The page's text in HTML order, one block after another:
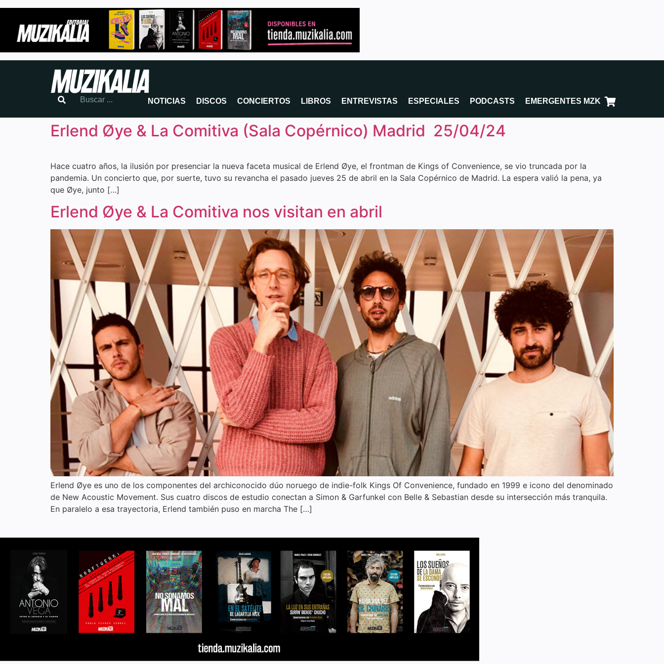
NOTICIAS DISCOS CONCIERTOS LIBROS ENTREVISTAS ESPECIALES PODCASTS EMERGENTES MZK
Erlend Øye & La Comitiva (Sala Copérnico) Madrid 25/04/24
Hace cuatro años, la ilusión por presenciar la nueva faceta musical de Erlend Øye, el frontman de Kings of Convenience, se vio truncada por la
pandemia. Un concierto que, por suerte, tuvo su revancha el pasado jueves 25 de abril en la Sala Copérnico de Madrid. La espera valió la pena, ya
que Øye, junto […]
Erlend Øye & La Comitiva nos visitan en abril
Erlend Øye es uno de los componentes del archiconocido dúo noruego de indie-folk Kings Of Convenience, fundado en 1999 e icono del denominado
de New Acoustic Movement. Sus cuatro discos de estudio conectan a Simon & Garfunkel con Belle & Sebastian desde su intersección más tranquila.
En paralelo a esa trayectoria, Erlend también puso en marcha The […]